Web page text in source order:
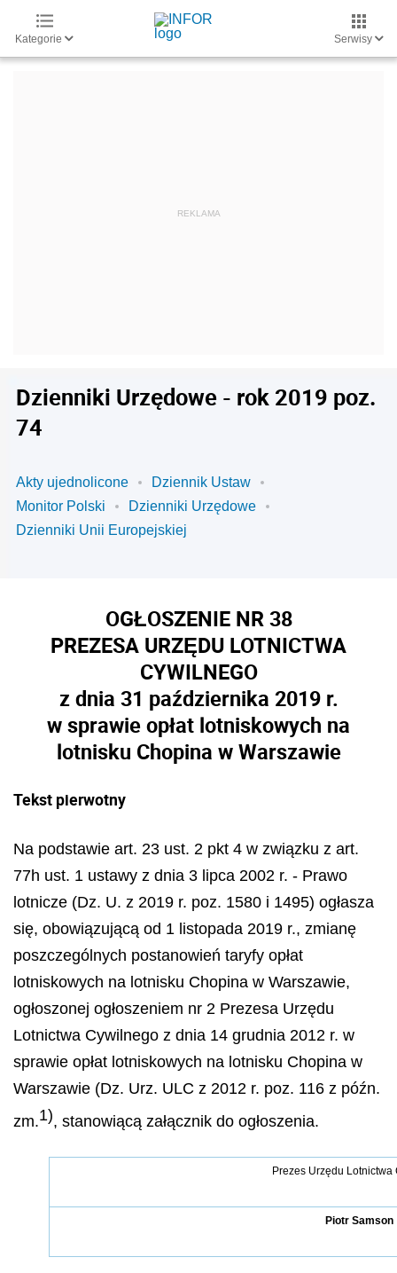
Kategorie Serwisy
Dzienniki Urzędowe - rok 2019 poz.
74
Akty ujednolicone
Dziennik Ustaw
Monitor Polski
Dzienniki Urzędowe
Dzienniki Unii Europejskiej
OGŁOSZENIE NR 38
PREZESA URZĘDU LOTNICTWA
CYWILNEGO
z dnia 31 października 2019 r.
w sprawie opłat lotniskowych na
lotnisku Chopina w Warszawie
Tekst pierwotny
Na podstawie art. 23 ust. 2 pkt 4 w związku z art.
77h ust. 1 ustawy z dnia 3 lipca 2002 r. - Prawo
lotnicze (Dz. U. z 2019 r. poz. 1580 i 1495) ogłasza
się, obowiązującą od 1 listopada 2019 r., zmianę
poszczególnych postanowień taryfy opłat
lotniskowych na lotnisku Chopina w Warszawie,
ogłoszonej ogłoszeniem nr 2 Prezesa Urzędu
Lotnictwa Cywilnego z dnia 14 grudnia 2012 r. w
sprawie opłat lotniskowych na lotnisku Chopina w
Warszawie (Dz. Urz. ULC z 2012 r. poz. 116 z późn.
zm.1), stanowiącą załącznik do ogłoszenia.
Prezes Urzędu Lotnictwa
Piotr Samson